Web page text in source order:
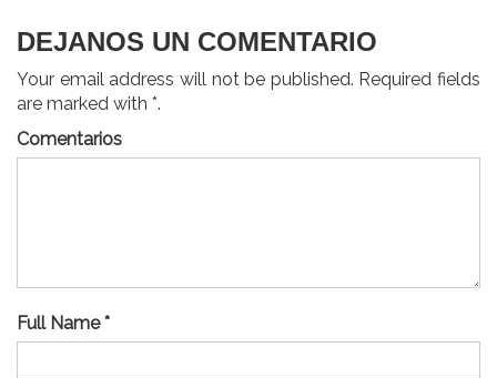
DEJANOS UN COMENTARIO
Your email address will not be published. Required fields
are marked with *.
Comentarios
Full Name *